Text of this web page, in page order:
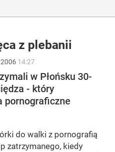
z plebanii
2006 14:27
w Płońsku 30-
- który
pornograficzne
do walki z pornografią
zatrzymanego, kiedy